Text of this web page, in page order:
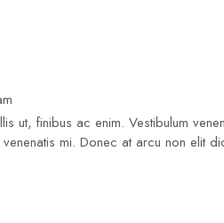
ut, finibus ac enim. Vestibulum
mi. Donec at arcu non elit